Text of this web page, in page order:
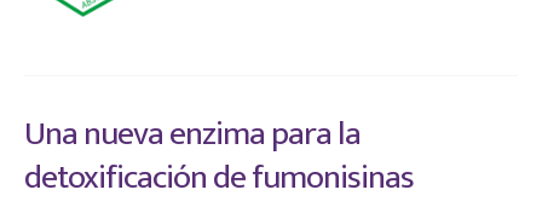
Una nueva enzima para la
detoxificación de fumonisinas